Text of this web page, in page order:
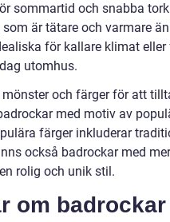
sommartid och snabba
är tätare och varmare än
för kallare klimat
utomhus.
och färger för att
med motiv av
färger inkluderar
också badrockar med
rolig och unik stil.
om